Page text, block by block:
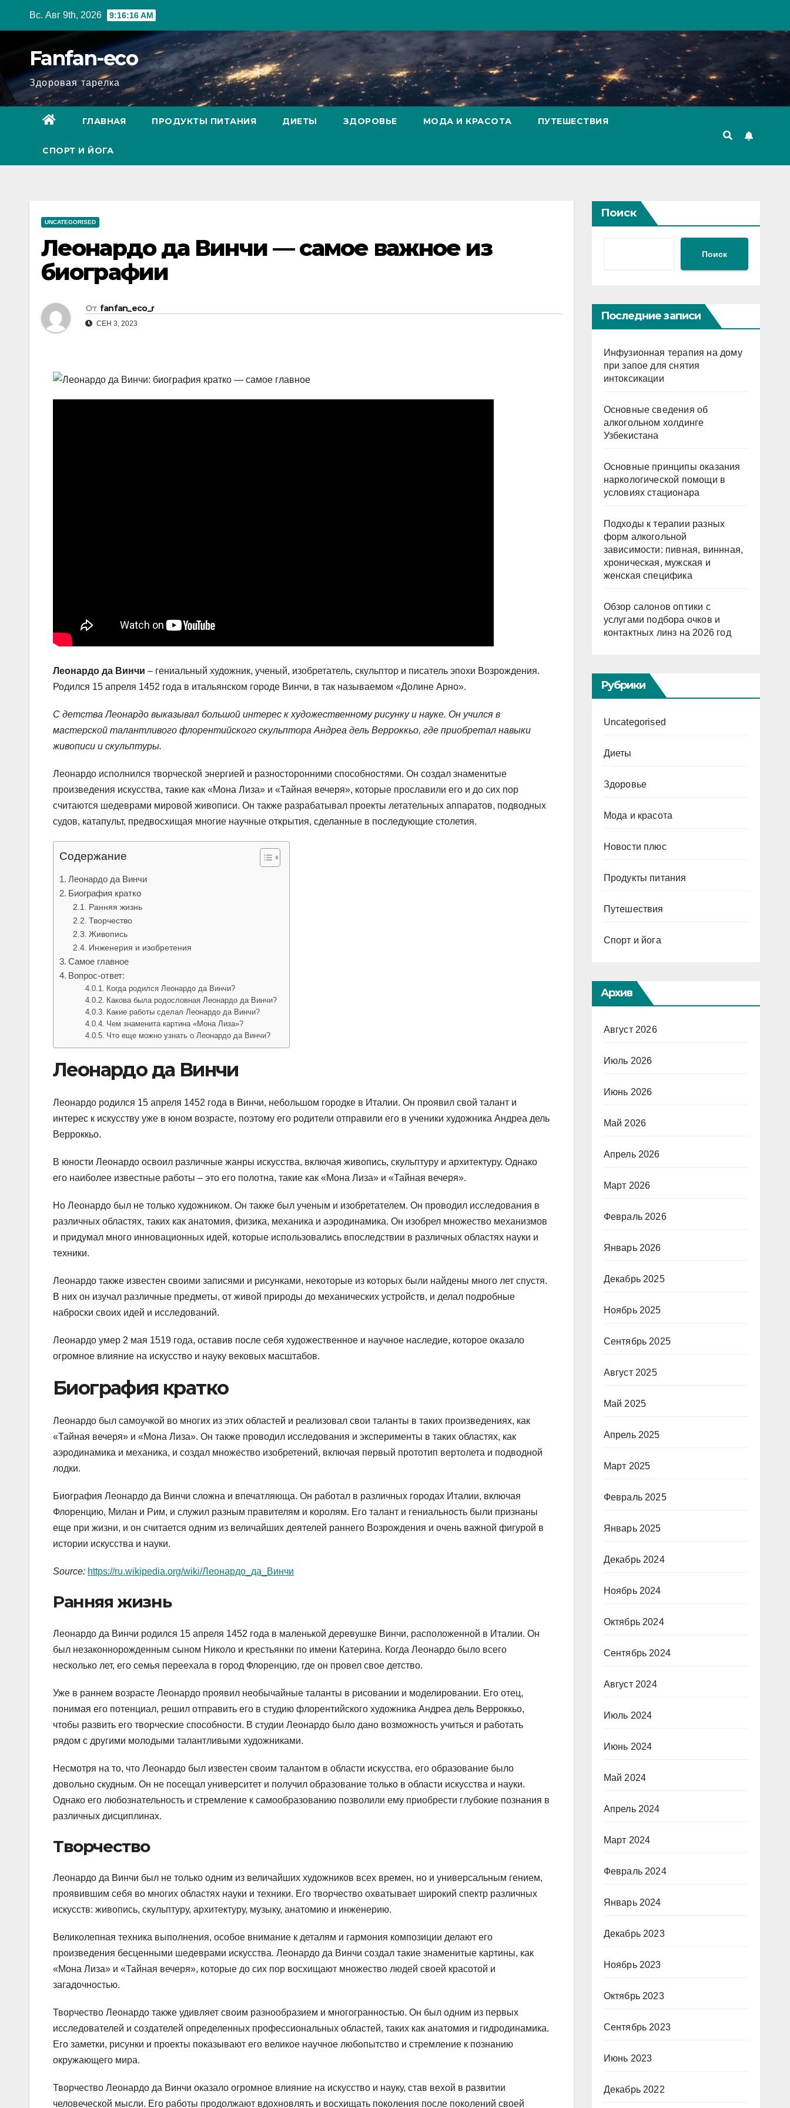
Вс. Авг 9th, 2026 9:16:17 AM
Fanfan-eco
Здоровая тарелка
ГЛАВНАЯ ПРОДУКТЫ ПИТАНИЯ ДИЕТЫ ЗДОРОВЬЕ МОДА И КРАСОТА ПУТЕШЕСТВИЯ
СПОРТ И ЙОГА
UNCATEGORISED
Леонардо да Винчи — самое важное из
биографии
От fanfan_eco_r
СЕН 3, 2023
Леонардо да Винчи – гениальный художник, ученый, изобретатель, скульптор и писатель эпохи Возрождения.
Родился 15 апреля 1452 года в итальянском городе Винчи, в так называемом «Долине Арно».
С детства Леонардо выказывал большой интерес к художественному рисунку и науке. Он учился в
мастерской талантливого флорентийского скульптора Андреа дель Верроккьо, где приобретал навыки
живописи и скульптуры.
Леонардо исполнился творческой энергией и разносторонними способностями. Он создал знаменитые
произведения искусства, такие как «Мона Лиза» и «Тайная вечеря», которые прославили его и до сих пор
считаются шедеврами мировой живописи. Он также разрабатывал проекты летательных аппаратов, подводных
судов, катапульт, предвосхищая многие научные открытия, сделанные в последующие столетия.
Содержание
Леонардо да Винчи
Биография кратко
Ранняя жизнь
Творчество
Живопись
Инженерия и изобретения
Самое главное
Вопрос-ответ:
Когда родился Леонардо да Винчи?
Какова была родословная Леонардо да Винчи?
Какие работы сделал Леонардо да Винчи?
Чем знаменита картина «Мона Лиза»?
Что еще можно узнать о Леонардо да Винчи?
Леонардо да Винчи
Леонардо родился 15 апреля 1452 года в Винчи, небольшом городке в Италии. Он проявил свой талант и
интерес к искусству уже в юном возрасте, поэтому его родители отправили его в ученики художника Андреа дель
Верроккьо.
В юности Леонардо освоил различные жанры искусства, включая живопись, скульптуру и архитектуру. Однако
его наиболее известные работы – это его полотна, такие как «Мона Лиза» и «Тайная вечеря».
Но Леонардо был не только художником. Он также был ученым и изобретателем. Он проводил исследования в
различных областях, таких как анатомия, физика, механика и аэродинамика. Он изобрел множество механизмов
и придумал много инновационных идей, которые использовались впоследствии в различных областях науки и
техники.
Леонардо также известен своими записями и рисунками, некоторые из которых были найдены много лет спустя.
В них он изучал различные предметы, от живой природы до механических устройств, и делал подробные
наброски своих идей и исследований.
Леонардо умер 2 мая 1519 года, оставив после себя художественное и научное наследие, которое оказало
огромное влияние на искусство и науку вековых масштабов.
Биография кратко
Леонардо был самоучкой во многих из этих областей и реализовал свои таланты в таких произведениях, как
«Тайная вечеря» и «Мона Лиза». Он также проводил исследования и эксперименты в таких областях, как
аэродинамика и механика, и создал множество изобретений, включая первый прототип вертолета и подводной
лодки.
Биография Леонардо да Винчи сложна и впечатляюща. Он работал в различных городах Италии, включая
Флоренцию, Милан и Рим, и служил разным правителям и королям. Его талант и гениальность были признаны
еще при жизни, и он считается одним из величайших деятелей раннего Возрождения и очень важной фигурой в
истории искусства и науки.
Source: https://ru.wikipedia.org/wiki/Леонардо_да_Винчи
Ранняя жизнь
Леонардо да Винчи родился 15 апреля 1452 года в маленькой деревушке Винчи, расположенной в Италии. Он
был незаконнорожденным сыном Николо и крестьянки по имени Катерина. Когда Леонардо было всего
несколько лет, его семья переехала в город Флоренцию, где он провел свое детство.
Уже в раннем возрасте Леонардо проявил необычайные таланты в рисовании и моделировании. Его отец,
понимая его потенциал, решил отправить его в студию флорентийского художника Андреа дель Верроккьо,
чтобы развить его творческие способности. В студии Леонардо было дано возможность учиться и работать
рядом с другими молодыми талантливыми художниками.
Несмотря на то, что Леонардо был известен своим талантом в области искусства, его образование было
довольно скудным. Он не посещал университет и получил образование только в области искусства и науки.
Однако его любознательность и стремление к самообразованию позволили ему приобрести глубокие познания в
различных дисциплинах.
Творчество
Леонардо да Винчи был не только одним из величайших художников всех времен, но и универсальным гением,
проявившим себя во многих областях науки и техники. Его творчество охватывает широкий спектр различных
искусств: живопись, скульптуру, архитектуру, музыку, анатомию и инженерию.
Великолепная техника выполнения, особое внимание к деталям и гармония композиции делают его
произведения бесценными шедеврами искусства. Леонардо да Винчи создал такие знаменитые картины, как
«Мона Лиза» и «Тайная вечеря», которые до сих пор восхищают множество людей своей красотой и
загадочностью.
Творчество Леонардо также удивляет своим разнообразием и многогранностью. Он был одним из первых
исследователей и создателей определенных профессиональных областей, таких как анатомия и гидродинамика.
Его заметки, рисунки и проекты показывают его великое научное любопытство и стремление к познанию
окружающего мира.
Творчество Леонардо да Винчи оказало огромное влияние на искусство и науку, став вехой в развитии
человеческой мысли. Его работы продолжают вдохновлять и восхищать поколения после поколений своей
Поиск
Поиск
Последние записи
Инфузионная терапия на дому
при запое для снятия
интоксикации
Основные сведения об
алкогольном холдинге
Узбекистана
Основные принципы оказания
наркологической помощи в
условиях стационара
Подходы к терапии разных
форм алкогольной
зависимости: пивная, виннная,
хроническая, мужская и
женская специфика
Обзор салонов оптики с
услугами подбора очков и
контактных линз на 2026 год
Рубрики
Uncategorised
Диеты
Здоровье
Мода и красота
Новости плюс
Продукты питания
Путешествия
Спорт и йога
Архив
Август 2026
Июль 2026
Июнь 2026
Май 2026
Апрель 2026
Март 2026
Февраль 2026
Январь 2026
Декабрь 2025
Ноябрь 2025
Сентябрь 2025
Август 2025
Май 2025
Апрель 2025
Март 2025
Февраль 2025
Январь 2025
Декабрь 2024
Ноябрь 2024
Октябрь 2024
Сентябрь 2024
Август 2024
Июль 2024
Июнь 2024
Май 2024
Апрель 2024
Март 2024
Февраль 2024
Январь 2024
Декабрь 2023
Ноябрь 2023
Октябрь 2023
Сентябрь 2023
Июнь 2023
Декабрь 2022